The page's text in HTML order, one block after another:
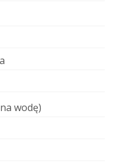
wodę)